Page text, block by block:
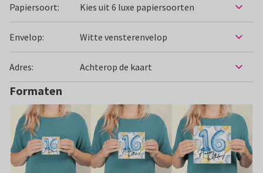
Papiersoort: Kies uit 6 luxe papiersoorten
Envelop: Witte vensterenvelop
Adres: Achterop de kaart
Formaten